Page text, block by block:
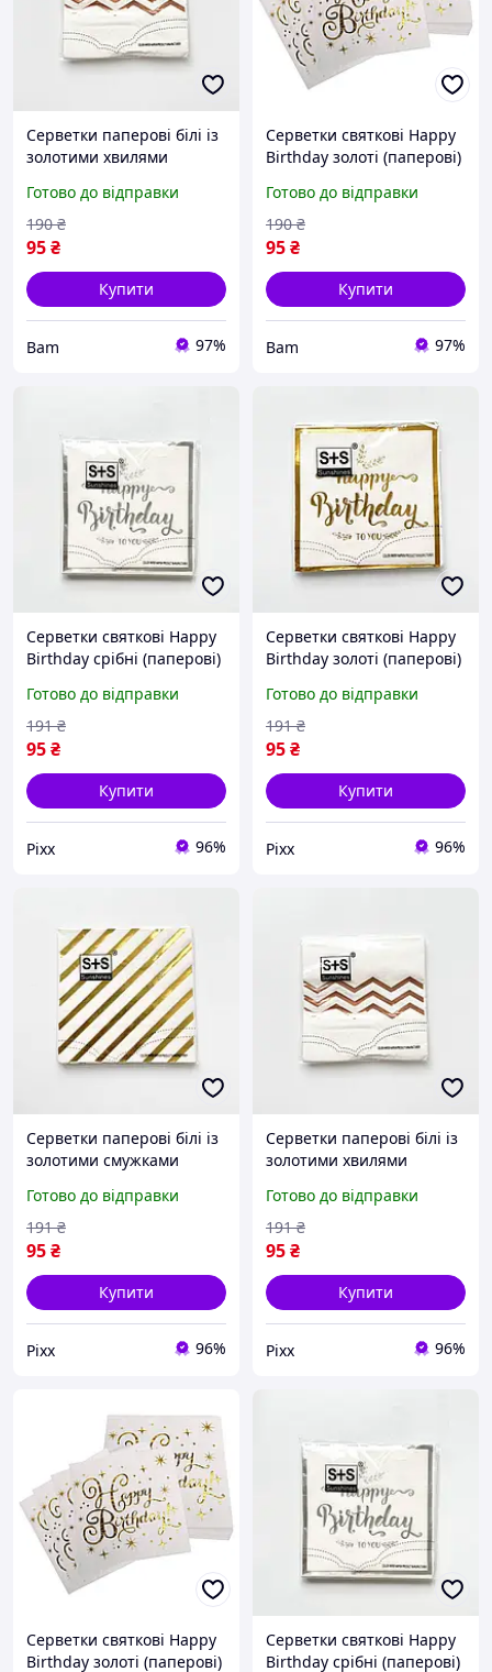
Серветки паперові білі із
золотими хвилями
сервірування столу, дня
народження, весілля,
вечірки bam
Готово до відправки
95₴
190 ₴
Купити
Bam 97%
Серветки святкові Happy
Birthday золоті (паперові)
народження,
сервірування столу bam
Готово до відправки
95₴
190 ₴
Купити
Bam 97%
Серветки святкові Happy
Birthday срібні (паперові)
народження,
сервірування столу,
декору свята pix
Готово до відправки
95₴
191 ₴
Купити
Pixx 96%
Серветки святкові Happy
Birthday золоті (паперові)
народження,
сервірування столу,
декору свята pix
Готово до відправки
95₴
191 ₴
Купити
Pixx 96%
Серветки паперові білі із
золотими смужками
сервірування столу, дня
народження, весілля,
вечірки pix
Готово до відправки
95₴
191 ₴
Купити
Pixx 96%
Серветки паперові білі із
золотими хвилями
сервірування столу, дня
народження, весілля,
вечірки pix
Готово до відправки
95₴
191 ₴
Купити
Pixx 96%
Серветки святкові Happy
Birthday золоті (паперові)
Серветки святкові Happy
Birthday срібні (паперові)